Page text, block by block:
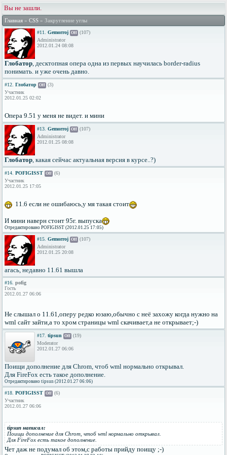
Вы не зашли.
Главная » CSS » Закругление углы
#11. Gemorroj Off (107)
Administrator
2012.01.24 08:08
Глобатор, десктопная опера одна из первых научилась border-radius
понимать. и уже очень давно.
#12. Глобатор Off (3)
Участник
2012.01.25 02:02
Опера 9.51 у меня не видет. и мини
#13. Gemorroj Off (107)
Administrator
2012.01.25 08:08
Глобатор, какая сейчас актуальная версия в курсе..?)
#14. POFIGISST Off (6)
Участник
2012.01.25 17:05
11.6 если не ошибаюсь,у мя такая стоит
И мини наверн стоит 95г. выпуска
Отредактировано POFIGISST (2012.01.25 17:05)
#15. Gemorroj Off (107)
Administrator
2012.01.25 20:08
агась, недавно 11.61 вышла
#16. pofig
Гость
2012.01.27 06:06
Не слышал о 11.61,оперу редко юзаю,обычно с неё захожу когда нужно на
wml сайт зайти,а то хром страницы wml скачивает,а не открывает;-)
#17. tipsun Off (19)
Moderator
2012.01.27 06:06
Поищи дополнение для Chrom, чтоб wml нормально открывал.
Для FireFox есть такое дополнение.
Отредактировано tipsun (2012.01.27 06:06)
#18. POFIGISST Off (6)
Участник
2012.01.27 06:06
tipsun написал:
Поищи дополнение для Chrom, чтоб wml нормально открывал.
Для FireFox есть такое дополнение.
Чет даж не подумал об этом,с работы прийду поищу ;-)